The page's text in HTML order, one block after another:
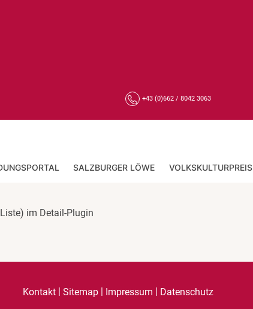
+43 (0)662 / 8042 3063
SALZBURGER LÖWE VOLKSKULTURPREIS
im Detail-Plugin
Kontakt | Sitemap | Impressum | Datenschutz